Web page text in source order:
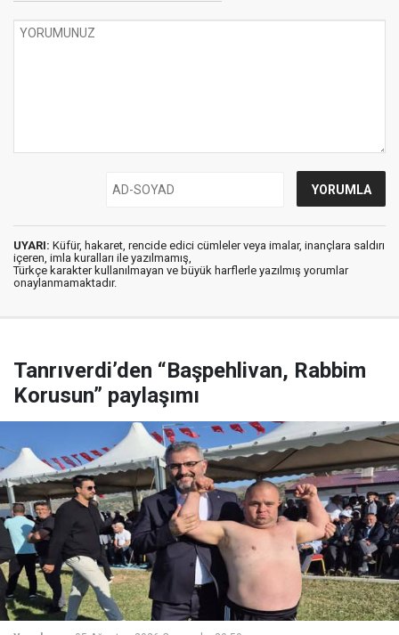
UYARI: Küfür, hakaret, rencide edici cümleler veya imalar, inançlara saldırı
içeren, imla kuralları ile yazılmamış,
Türkçe karakter kullanılmayan ve büyük harflerle yazılmış yorumlar
onaylanmamaktadır.
Tanrıverdi’den “Başpehlivan, Rabbim
Korusun” paylaşımı